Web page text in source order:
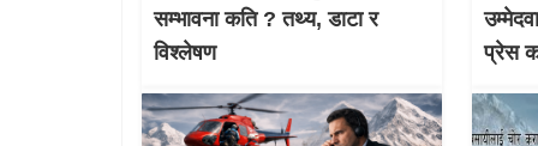
सम्भावना कति ? तथ्य, डाटा र
विश्लेषण
प्रेस